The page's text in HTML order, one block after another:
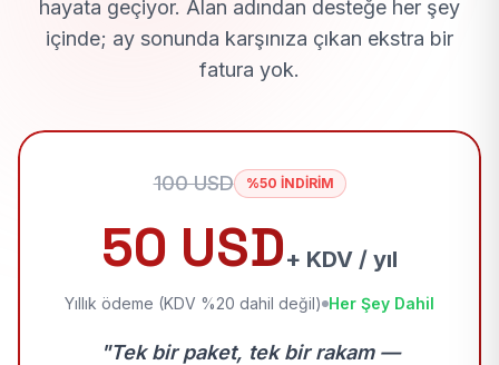
hayata geçiyor. Alan adından desteğe her şey
içinde; ay sonunda karşınıza çıkan ekstra bir
fatura yok.
100 USD %50 İNDİRİM
50 USD+ KDV / yıl
Yıllık ödeme (KDV %20 dahil değil) Her Şey Dahil
"Tek bir paket, tek bir rakam —